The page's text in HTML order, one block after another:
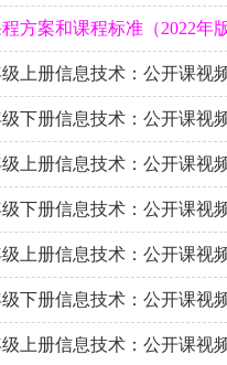
方案和课程标准（2022年
级上册信息技术：公开课视
级下册信息技术：公开课视
级上册信息技术：公开课视
级下册信息技术：公开课视
级上册信息技术：公开课视
级下册信息技术：公开课视
级上册信息技术：公开课视